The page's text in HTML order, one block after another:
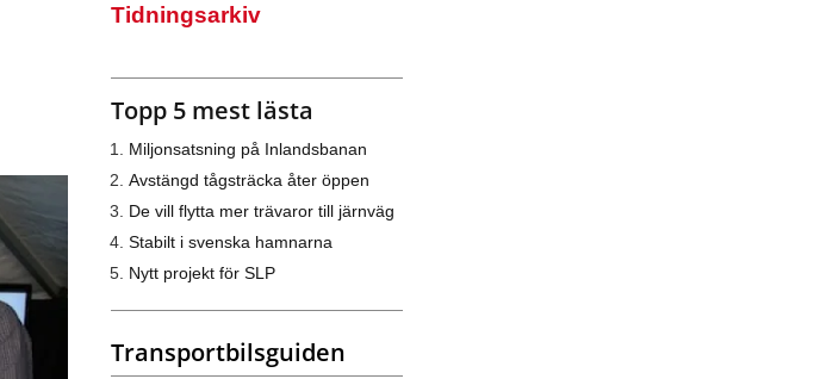
Tidningsarkiv
Topp 5 mest lästa
Miljonsatsning på Inlandsbanan
Avstängd tågsträcka åter öppen
De vill flytta mer trävaror till järnväg
Stabilt i svenska hamnarna
Nytt projekt för SLP
Transportbilsguiden